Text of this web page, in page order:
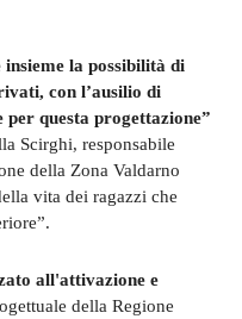
la possibilità di
con l’ausilio di
questa progettazione”
Scirghi, responsabile
della Zona Valdarno
vita dei ragazzi che
all'attivazione e
della Regione